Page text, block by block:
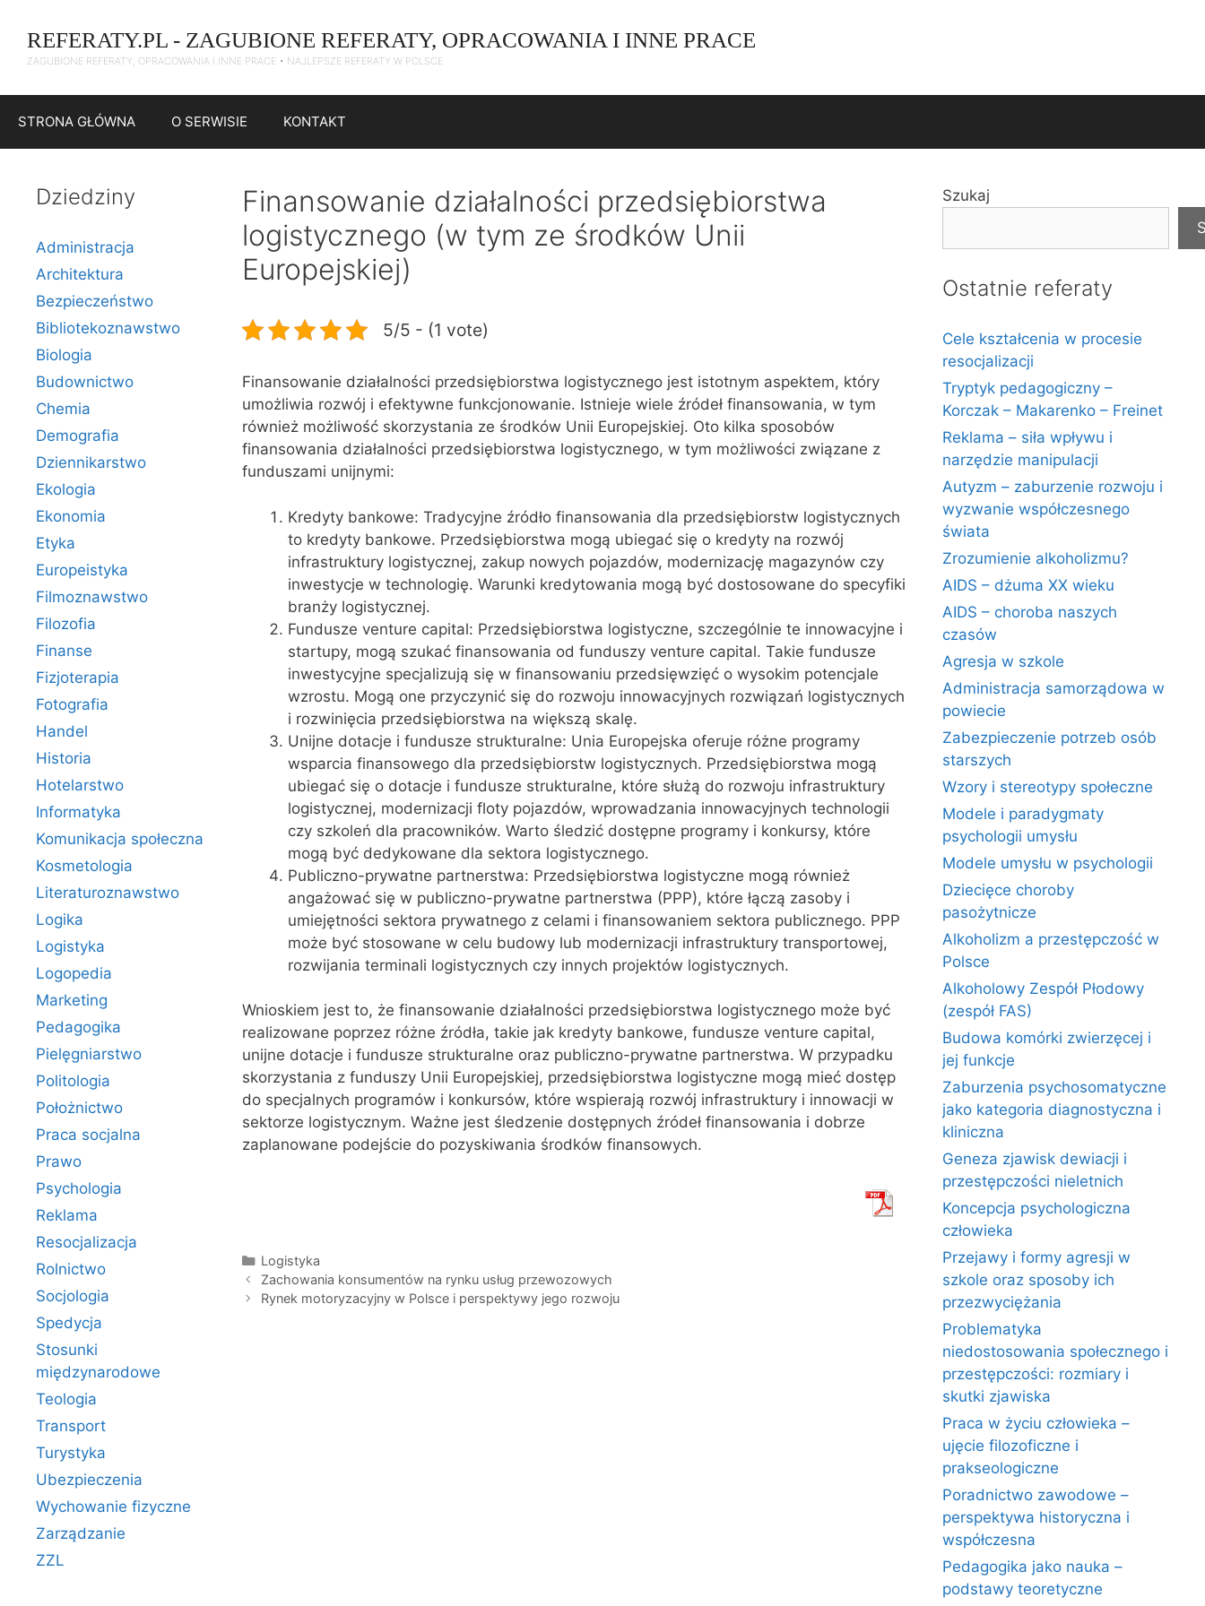
treści
REFERATY.PL - ZAGUBIONE REFERATY, OPRACOWANIA I INNE PRACE
ZAGUBIONE REFERATY, OPRACOWANIA I INNE PRACE • NAJLEPSZE REFERATY W POLSCE
STRONA GŁÓWNA O SERWISIE KONTAKT
Finansowanie działalności przedsiębiorstwa
logistycznego (w tym ze środków Unii
Europejskiej)
5/5 - (1 vote)
Finansowanie działalności przedsiębiorstwa logistycznego jest istotnym aspektem, który
umożliwia rozwój i efektywne funkcjonowanie. Istnieje wiele źródeł finansowania, w tym
również możliwość skorzystania ze środków Unii Europejskiej. Oto kilka sposobów
finansowania działalności przedsiębiorstwa logistycznego, w tym możliwości związane z
funduszami unijnymi:
Kredyty bankowe: Tradycyjne źródło finansowania dla przedsiębiorstw logistycznych
to kredyty bankowe. Przedsiębiorstwa mogą ubiegać się o kredyty na rozwój
infrastruktury logistycznej, zakup nowych pojazdów, modernizację magazynów czy
inwestycje w technologię. Warunki kredytowania mogą być dostosowane do specyfiki
branży logistycznej.
Fundusze venture capital: Przedsiębiorstwa logistyczne, szczególnie te innowacyjne i
startupy, mogą szukać finansowania od funduszy venture capital. Takie fundusze
inwestycyjne specjalizują się w finansowaniu przedsięwzięć o wysokim potencjale
wzrostu. Mogą one przyczynić się do rozwoju innowacyjnych rozwiązań logistycznych
i rozwinięcia przedsiębiorstwa na większą skalę.
Unijne dotacje i fundusze strukturalne: Unia Europejska oferuje różne programy
wsparcia finansowego dla przedsiębiorstw logistycznych. Przedsiębiorstwa mogą
ubiegać się o dotacje i fundusze strukturalne, które służą do rozwoju infrastruktury
logistycznej, modernizacji floty pojazdów, wprowadzania innowacyjnych technologii
czy szkoleń dla pracowników. Warto śledzić dostępne programy i konkursy, które
mogą być dedykowane dla sektora logistycznego.
Publiczno-prywatne partnerstwa: Przedsiębiorstwa logistyczne mogą również
angażować się w publiczno-prywatne partnerstwa (PPP), które łączą zasoby i
umiejętności sektora prywatnego z celami i finansowaniem sektora publicznego. PPP
może być stosowane w celu budowy lub modernizacji infrastruktury transportowej,
rozwijania terminali logistycznych czy innych projektów logistycznych.
Wnioskiem jest to, że finansowanie działalności przedsiębiorstwa logistycznego może być
realizowane poprzez różne źródła, takie jak kredyty bankowe, fundusze venture capital,
unijne dotacje i fundusze strukturalne oraz publiczno-prywatne partnerstwa. W przypadku
skorzystania z funduszy Unii Europejskiej, przedsiębiorstwa logistyczne mogą mieć dostęp
do specjalnych programów i konkursów, które wspierają rozwój infrastruktury i innowacji w
sektorze logistycznym. Ważne jest śledzenie dostępnych źródeł finansowania i dobrze
zaplanowane podejście do pozyskiwania środków finansowych.
Kategorie
Logistyka
Zachowania konsumentów na rynku usług przewozowych
Rynek motoryzacyjny w Polsce i perspektywy jego rozwoju
Dziedziny
Administracja
Architektura
Bezpieczeństwo
Bibliotekoznawstwo
Biologia
Budownictwo
Chemia
Demografia
Dziennikarstwo
Ekologia
Ekonomia
Etyka
Europeistyka
Filmoznawstwo
Filozofia
Finanse
Fizjoterapia
Fotografia
Handel
Historia
Hotelarstwo
Informatyka
Komunikacja społeczna
Kosmetologia
Literaturoznawstwo
Logika
Logistyka
Logopedia
Marketing
Pedagogika
Pielęgniarstwo
Politologia
Położnictwo
Praca socjalna
Prawo
Psychologia
Reklama
Resocjalizacja
Rolnictwo
Socjologia
Spedycja
Stosunki
międzynarodowe
Teologia
Transport
Turystyka
Ubezpieczenia
Wychowanie fizyczne
Zarządzanie
ZZL
Szukaj
Ostatnie referaty
Cele kształcenia w procesie
resocjalizacji
Tryptyk pedagogiczny –
Korczak – Makarenko – Freinet
Reklama – siła wpływu i
narzędzie manipulacji
Autyzm – zaburzenie rozwoju i
wyzwanie współczesnego
świata
Zrozumienie alkoholizmu?
AIDS – dżuma XX wieku
AIDS – choroba naszych
czasów
Agresja w szkole
Administracja samorządowa w
powiecie
Zabezpieczenie potrzeb osób
starszych
Wzory i stereotypy społeczne
Modele i paradygmaty
psychologii umysłu
Modele umysłu w psychologii
Dziecięce choroby
pasożytnicze
Alkoholizm a przestępczość w
Polsce
Alkoholowy Zespół Płodowy
(zespół FAS)
Budowa komórki zwierzęcej i
jej funkcje
Zaburzenia psychosomatyczne
jako kategoria diagnostyczna i
kliniczna
Geneza zjawisk dewiacji i
przestępczości nieletnich
Koncepcja psychologiczna
człowieka
Przejawy i formy agresji w
szkole oraz sposoby ich
przezwyciężania
Problematyka
niedostosowania społecznego i
przestępczości: rozmiary i
skutki zjawiska
Praca w życiu człowieka –
ujęcie filozoficzne i
prakseologiczne
Poradnictwo zawodowe –
perspektywa historyczna i
współczesna
Pedagogika jako nauka –
podstawy teoretyczne